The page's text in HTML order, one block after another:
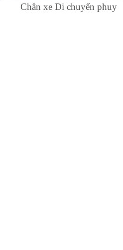
Chân xe Di chuyển phuy